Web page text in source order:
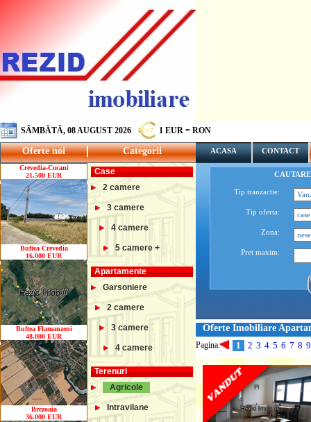
SÂMBĂTĂ, 08 AUGUST 2026 1 EUR = RON
Oferte noi Categorii ACASA CONTACT
Crevedia-Cocani
21.500 EUR
Buftea Crevedia
16.000 EUR
Buftea Flamanzeni
48.000 EUR
Brezoaia
36.000 EUR
Case
2 camere
3 camere
4 camere
5 camere +
Apartamente
Garsoniere
2 camere
3 camere
4 camere
Terenuri
Agricole
Intravilane
Tip tranzactie:
Tip oferta:
Zona:
Pret maxim:
Oferte Imobiliare
Pagina: 1 2 3 4 5 6 7 8 9